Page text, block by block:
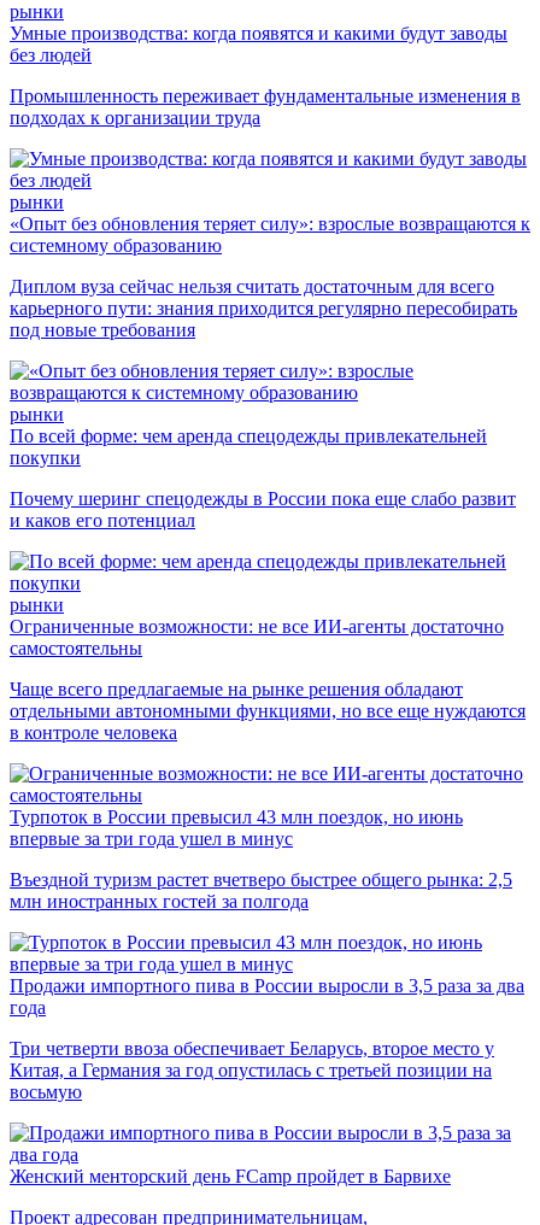
рынки
Умные производства: когда появятся и какими будут заводы
без людей
Промышленность переживает фундаментальные изменения в
подходах к организации труда
рынки
«Опыт без обновления теряет силу»: взрослые возвращаются к
системному образованию
Диплом вуза сейчас нельзя считать достаточным для всего
карьерного пути: знания приходится регулярно пересобирать
под новые требования
рынки
По всей форме: чем аренда спецодежды привлекательней
покупки
Почему шеринг спецодежды в России пока еще слабо развит
и каков его потенциал
рынки
Ограниченные возможности: не все ИИ-агенты достаточно
самостоятельны
Чаще всего предлагаемые на рынке решения обладают
отдельными автономными функциями, но все еще нуждаются
в контроле человека
Турпоток в России превысил 43 млн поездок, но июнь
впервые за три года ушел в минус
Въездной туризм растет вчетверо быстрее общего рынка: 2,5
млн иностранных гостей за полгода
Продажи импортного пива в России выросли в 3,5 раза за два
года
Три четверти ввоза обеспечивает Беларусь, второе место у
Китая, а Германия за год опустилась с третьей позиции на
восьмую
Женский менторский день FCamp пройдет в Барвихе
Проект адресован предпринимательницам,